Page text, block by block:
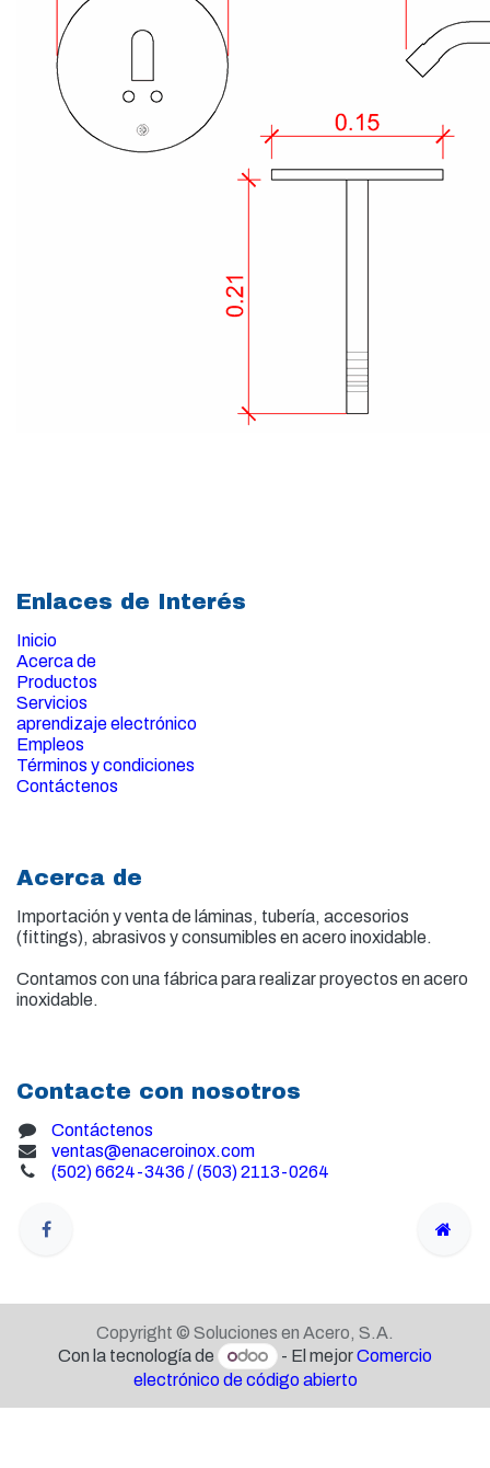
Enlaces de Interés
Inicio
Acerca de
Productos
Servicios
aprendizaje electrónico
Empleos
Términos y condiciones
Contáctenos
Acerca de
Importación y venta de láminas, tubería, accesorios
(fittings), abrasivos y consumibles en acero inoxidable.
Contamos con una fábrica para realizar proyectos en acero
inoxidable.
Contacte con nosotros
Contáctenos
ventas@enaceroinox.com
(502) 6624-3436 / (503) 2113-0264
Copyright © Soluciones en Acero, S.A.
Con la tecnología de
- El mejorComercio
electrónico de código abierto